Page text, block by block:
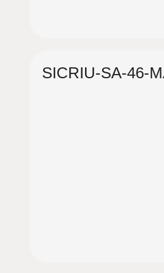
SICRIU-SA-46-